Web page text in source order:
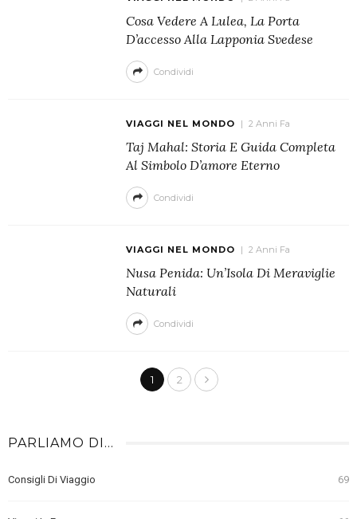
Cosa Vedere A Lulea, La Porta
D’accesso Alla Lapponia Svedese
Condividi
VIAGGI NEL MONDO 2 Anni Fa
Taj Mahal: Storia E Guida Completa
Al Simbolo D’amore Eterno
Condividi
VIAGGI NEL MONDO 2 Anni Fa
Nusa Penida: Un’Isola Di Meraviglie
Naturali
Condividi
1 2
PARLIAMO DI…
Consigli Di Viaggio 69